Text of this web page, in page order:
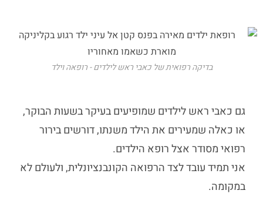
בדיקה רפואית של כאבי ראש לילדים - רופאה וילד
גם כאבי ראש לילדים שמופיעים בעיקר בשעות הבוקר,
או כאלה שמעירים את הילד משנתו, דורשים בירור
רפואי מסודר אצל רופא הילדים.
אני תמיד עובד לצד הרפואה הקונבנציונלית, ולעולם לא
במקומה.